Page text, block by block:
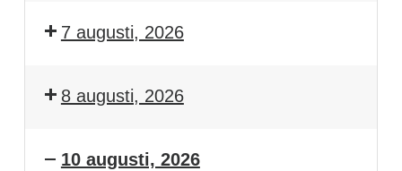
7 augusti, 2026
8 augusti, 2026
10 augusti, 2026